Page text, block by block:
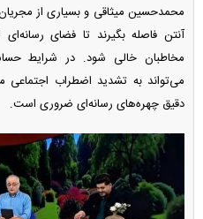
محمدحسین میثاقی و بسیاری از
آنتن فاصله بگیرند تا فضای
مخاطبان خالی شود. در شرایط
می‌تواند به تشدید اضطراب
دقیق چهره‌های رسانه‌ای ضروری است.